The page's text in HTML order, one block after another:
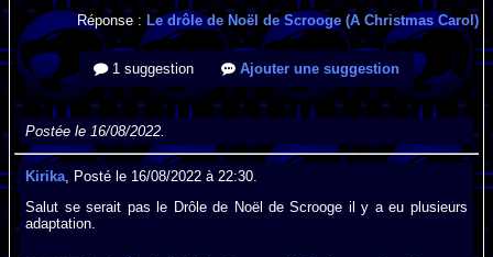
Réponse : Le drôle de Noël de Scrooge (A Christmas Carol)
1 suggestion Ajouter une suggestion
Postée le 16/08/2022.
Kirika , Posté le 16/08/2022 à 22:30.
Salut se serait pas le Drôle de Noël de Scrooge il y a eu plusieurs
adaptation.